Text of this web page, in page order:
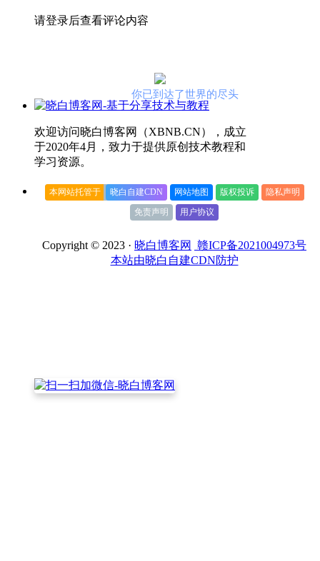
请登录后查看评论内容
你已到达了世界的尽头
欢迎访问晓白博客网（XBNB.CN），成立
于2020年4月，致力于提供原创技术教程和
学习资源。
本网站托管于 晓白自建CDN 网站地图 版权投诉
隐私声明
免责声明
用户协议
Copyright © 2023 · 晓白博客网
赣ICP备2021004973号
本站由晓白自建CDN防护